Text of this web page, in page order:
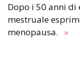
Dopo i 50 anni di età, le irregolarità del ciclo
mestruale
menopausa. »